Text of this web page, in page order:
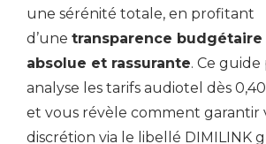
une sérénité totale, en profitant
d’une transparence budgétaire
absolue et rassurante. Ce
analyse les tarifs audiotel dès
et vous révèle comment garantir
discrétion via le libellé DIMILINK